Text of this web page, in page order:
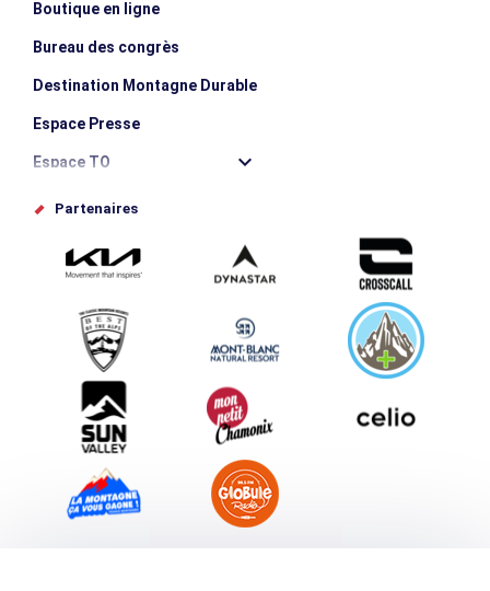
Boutique en ligne
Bureau des congrès
Destination Montagne Durable
Espace Presse
Espace TO
Offices de tourisme
Proposez votre évènement
Service groupes et séminaires
Téléchargements
Tourisme et handicap
Partenaires